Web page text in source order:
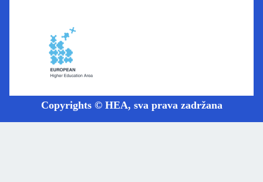
Copyrights © HEA, sva prava zadržana